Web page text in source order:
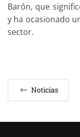
Barón, que
y ha ocasionado
sector.
Noticias